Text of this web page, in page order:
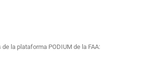
la plataforma PODIUM de la FAA: